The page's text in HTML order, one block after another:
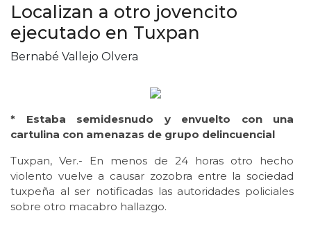
Localizan a otro jovencito
ejecutado en Tuxpan
Bernabé Vallejo Olvera
* Estaba semidesnudo y envuelto con una
cartulina con amenazas de grupo delincuencial
Tuxpan, Ver.- En menos de 24 horas otro hecho
violento vuelve a causar zozobra entre la sociedad
tuxpeña al ser notificadas las autoridades policiales
sobre otro macabro hallazgo.